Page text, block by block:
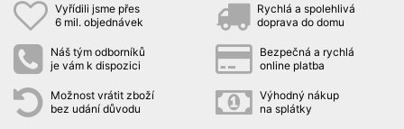
Vyřídili jsme přes
6 mil. objednávek
Rychlá a spolehlivá
doprava do domu
Náš tým odborníků
je vám k dispozici
Bezpečná a rychlá
online platba
Možnost vrátit zboží
bez udání důvodu
Výhodný nákup
na splátky